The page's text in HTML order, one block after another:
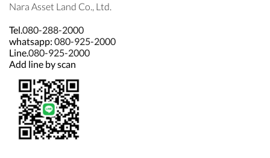
Nara Asset Land Co., Ltd.
Tel.080-288-2000
whatsapp: 080-925-2000
Line.080-925-2000
Add line by scan